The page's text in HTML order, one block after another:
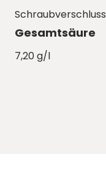
Schraubverschluss
Gesamtsäure
7,20 g/l